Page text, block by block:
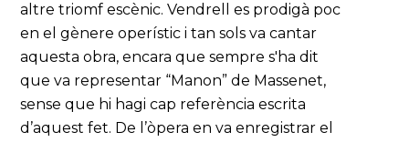
altre triomf escènic. Vendrell es prodigà poc
en el gènere operístic i tan sols va cantar
aquesta obra, encara que sempre s'ha dit
que va representar “Manon” de Massenet,
sense que hi hagi cap referència escrita
d’aquest fet. De l’òpera en va enregistrar el